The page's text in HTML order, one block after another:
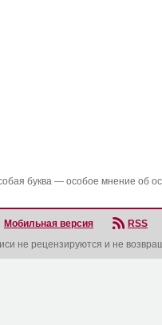
буква — особое мнение об
Мобильная версия
RSS
не рецензируются и не